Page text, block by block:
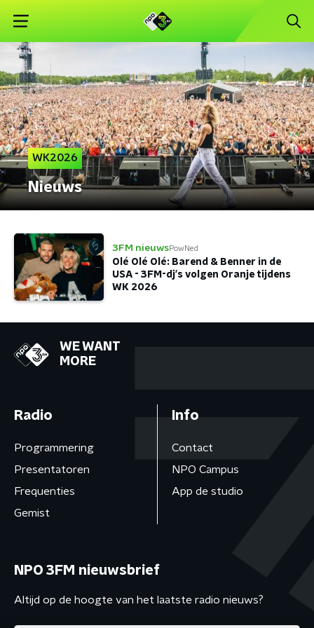
WK2026
Nieuws
3FM nieuwsPowNed
Olé Olé Olé: Barend & Benner in de
USA - 3FM-dj's volgen Oranje tijdens
WK 2026
WE WANT
MORE
Radio
Programmering
Presentatoren
Frequenties
Gemist
Info
Contact
NPO Campus
App de studio
NPO 3FM nieuwsbrief
Altijd op de hoogte van het laatste radio nieuws?